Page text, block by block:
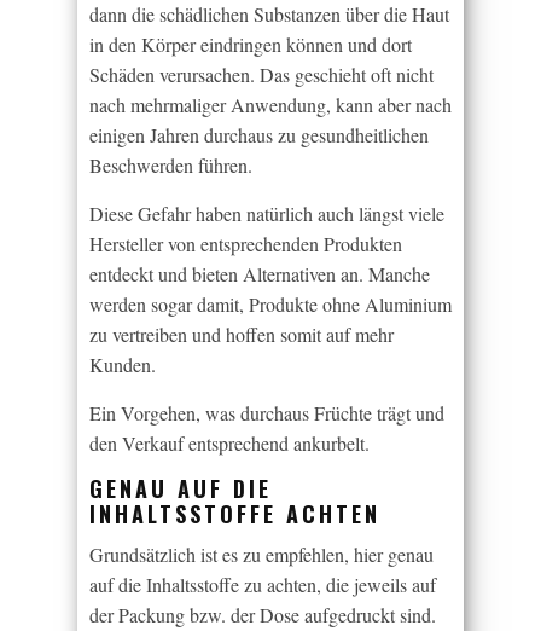
dann die schädlichen Substanzen über die Haut
in den Körper eindringen können und dort
Schäden verursachen. Das geschieht oft nicht
nach mehrmaliger Anwendung, kann aber nach
einigen Jahren durchaus zu gesundheitlichen
Beschwerden führen.
Diese Gefahr haben natürlich auch längst viele
Hersteller von entsprechenden Produkten
entdeckt und bieten Alternativen an. Manche
werden sogar damit, Produkte ohne Aluminium
zu vertreiben und hoffen somit auf mehr
Kunden.
Ein Vorgehen, was durchaus Früchte trägt und
den Verkauf entsprechend ankurbelt.
GENAU AUF DIE
INHALTSSTOFFE ACHTEN
Grundsätzlich ist es zu empfehlen, hier genau
auf die Inhaltsstoffe zu achten, die jeweils auf
der Packung bzw. der Dose aufgedruckt sind.